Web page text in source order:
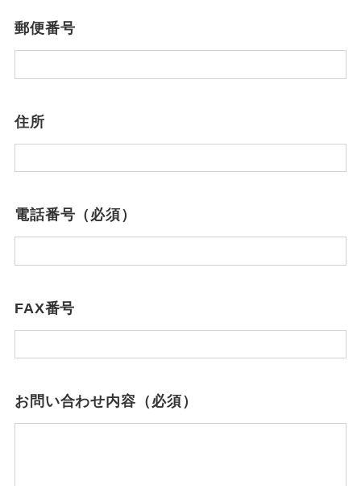
郵便番号
住所
電話番号（必須）
FAX番号
お問い合わせ内容（必須）